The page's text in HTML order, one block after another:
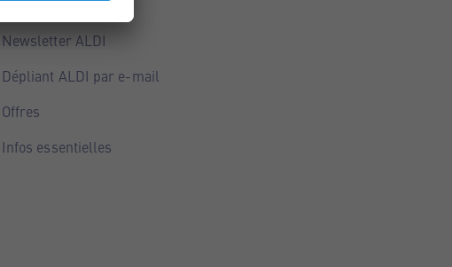
Points ALDI
Newsletter ALDI
Dépliant ALDI par e-mail
Offres
Infos essentielles